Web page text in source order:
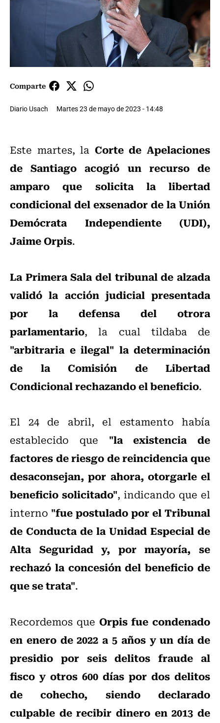
Comparte
Diario Usach Martes 23 de mayo de 2023 - 14:48
Este martes, la Corte de Apelaciones
de Santiago acogió un recurso de
amparo que solicita la libertad
condicional del exsenador de la Unión
Demócrata Independiente (UDI),
Jaime Orpis.
La Primera Sala del tribunal de alzada
validó la acción judicial presentada
por la defensa del otrora
parlamentario, la cual tildaba de
"arbitraria e ilegal" la determinación
de la Comisión de Libertad
Condicional rechazando el beneficio.
El 24 de abril, el estamento había
establecido que "la existencia de
factores de riesgo de reincidencia que
desaconsejan, por ahora, otorgarle el
beneficio solicitado", indicando que el
interno "fue postulado por el Tribunal
de Conducta de la Unidad Especial de
Alta Seguridad y, por mayoría, se
rechazó la concesión del beneficio de
que se trata".
Recordemos que Orpis fue condenado
en enero de 2022 a 5 años y un día de
presidio por seis delitos fraude al
fisco y otros 600 días por dos delitos
de cohecho, siendo declarado
culpable de recibir dinero en 2013 de